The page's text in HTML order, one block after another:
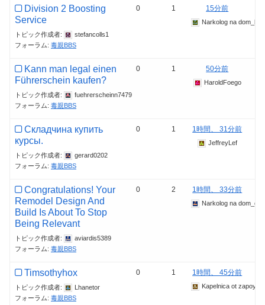
Division 2 Boosting
Service
トピック作成者:
stefancolls1
フォーラム: 毒親BBS
0 1 15分前
Narkolog na dom_blKi
Kann man legal einen
Führerschein kaufen?
トピック作成者:
fuehrerscheinn7479
フォーラム: 毒親BBS
0 1 50分前
HaroldFoego
Складчина купить
курсы.
トピック作成者:
gerard0202
フォーラム: 毒親BBS
0 1 1時間、 31分前
JeffreyLef
Congratulations! Your
Remodel Design And
Build Is About To Stop
Being Relevant
トピック作成者:
aviardis5389
フォーラム: 毒親BBS
0 2 1時間、 33分前
Narkolog na
Timsothyhox
トピック作成者:
Lhanetor
フォーラム: 毒親BBS
0 1 1時間、 45分前
Kapelnica ot